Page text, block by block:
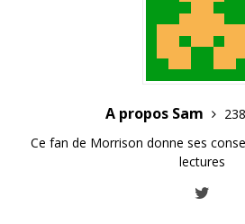
A propos Sam
Ce fan de Morrison donne ses
lectures